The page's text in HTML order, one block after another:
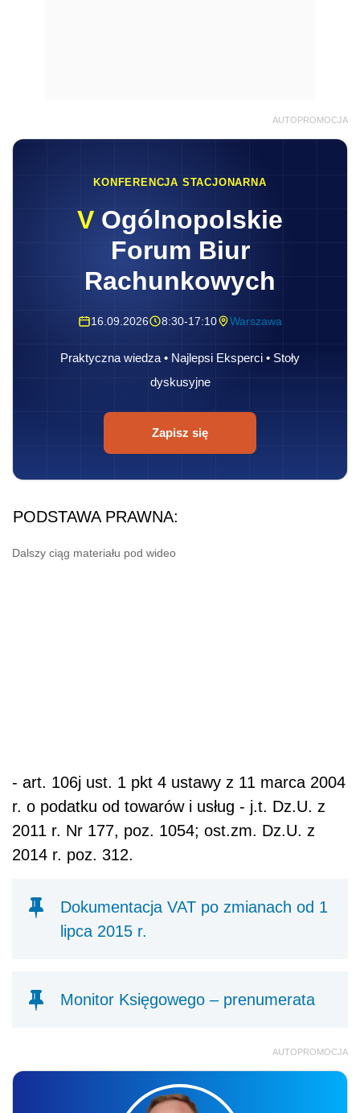
AUTOPROMOCJA
KONFERENCJA STACJONARNA
V Ogólnopolskie
Forum Biur
Rachunkowych
16.09.2026 8:30-17:10 Warszawa
Praktyczna wiedza • Najlepsi Eksperci • Stoły
dyskusyjne
Zapisz się
PODSTAWA PRAWNA:
Dalszy ciąg materiału pod wideo
- art. 106j ust. 1 pkt 4 ustawy z 11 marca 2004
r. o podatku od towarów i usług - j.t. Dz.U. z
2011 r. Nr 177, poz. 1054; ost.zm. Dz.U. z
2014 r. poz. 312.
Dokumentacja VAT po zmianach od 1
lipca 2015 r.
Monitor Księgowego – prenumerata
AUTOPROMOCJA